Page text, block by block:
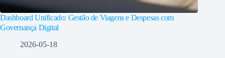
Dashboard Unificado: Gestão de Viagens e Despesas com
Governança Digital
2026-05-18